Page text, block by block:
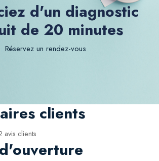
d'un diagnostic
de 20 minutes
Réservez un rendez-vous
clients
avis clients